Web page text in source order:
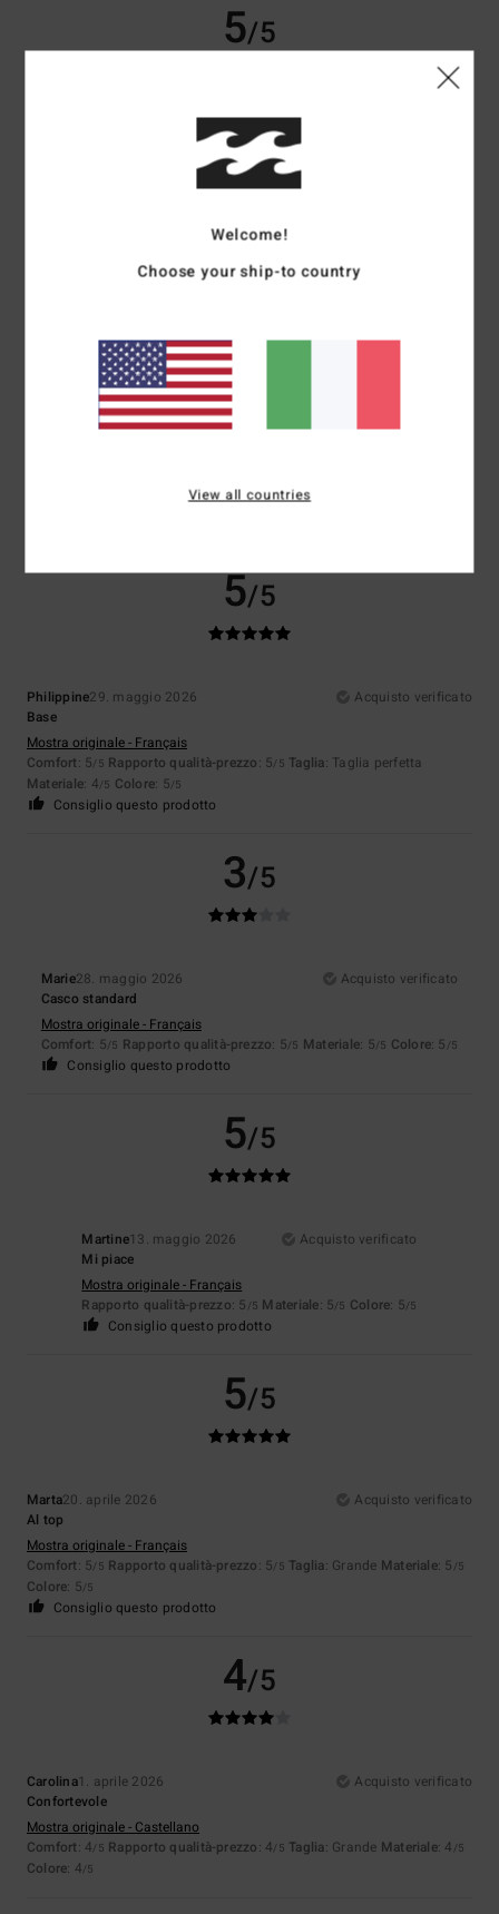
5/5
2. luglio 2026
Consiglio questo prodotto
25. giugno 2026
Solo così, per dire
5/5
Philippine29. maggio 2026
Acquisto verificato
Base
Mostra originale - Français
Comfort: 5/5 Rapporto qualità-prezzo: 5/5 Taglia: Taglia perfetta
Materiale: 4/5 Colore: 5/5
Consiglio questo prodotto
3/5
Marie28. maggio 2026
Acquisto verificato
Casco standard
Mostra originale - Français
Comfort: 5/5 Rapporto qualità-prezzo: 5/5 Materiale: 5/5 Colore: 5 /5
Consiglio questo prodotto
5/5
Martine13. maggio 2026
Acquisto verificato
Mi piace
Mostra originale - Français
Rapporto qualità-prezzo: 5 /5 Materiale: 5/5 Colore: 5/5
Consiglio questo prodotto
5/5
Marta20. aprile 2026
Acquisto verificato
Al top
Mostra originale - Français
Comfort: 5/5 Rapporto qualità-prezzo: 5/5 Taglia: Grande Materiale: 5 /5
Colore: 5/5
Consiglio questo prodotto
4/5
Carolina1. aprile 2026
Acquisto verificato
Confortevole
Mostra originale - Castellano
Comfort: 4/5 Rapporto qualità-prezzo: 4/5 Taglia: Grande Materiale: 4 /5
Colore: 4/5
Welcome!
Choose your ship-to country
View all countries